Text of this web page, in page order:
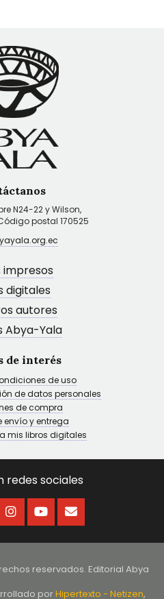
N24-22 y Wilson,
postal 170525
impresos
digitales
autores
Abya-Yala
de interés
de uso
de datos personales
de compra
envío y entrega
mis libros digitales
redes sociales
reservados. Editorial Abya
porHipertexto - Netizen,